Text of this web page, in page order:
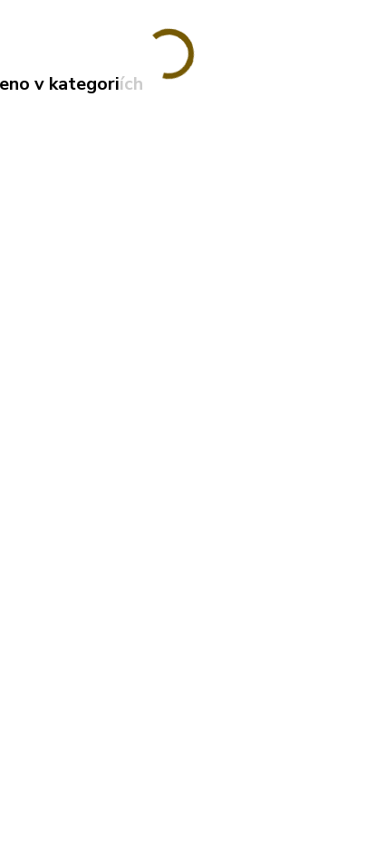
v kategoriích